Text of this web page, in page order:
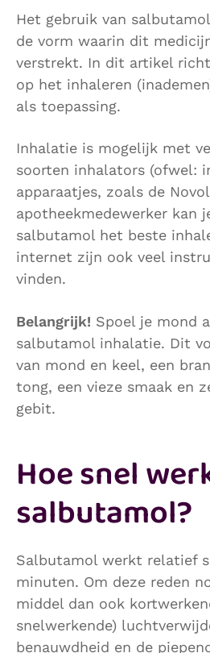
Het gebruik van
de vorm waarin dit
verstrekt. In dit artikel
op het inhaleren
als toepassing.
Inhalatie is mogelijk met
soorten inhalators (ofwel:
apparaatjes, zoals de
apotheekmedewerker kan
salbutamol het beste
internet zijn ook veel
vinden.
Belangrijk! Spoel je mond
salbutamol inhalatie. Dit
van mond en keel, een
tong, een vieze smaak en
gebit.
Hoe snel
salbutamol?
Salbutamol werkt relatief
minuten. Om deze reden
middel dan ook
snelwerkende)
benauwdheid en de